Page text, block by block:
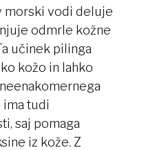
morski vodi deluje
odmrle kožne
učinek pilinga
kožo in lahko
ima tudi
saj pomaga
iz kože. Z